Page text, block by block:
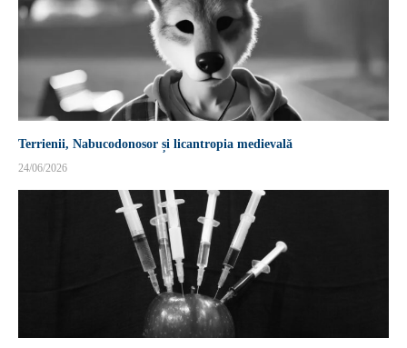
Terrienii, Nabucodonosor și licantropia medievală
24/06/2026